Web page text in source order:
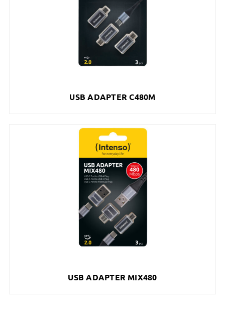
USB ADAPTER C480M
USB ADAPTER MIX480